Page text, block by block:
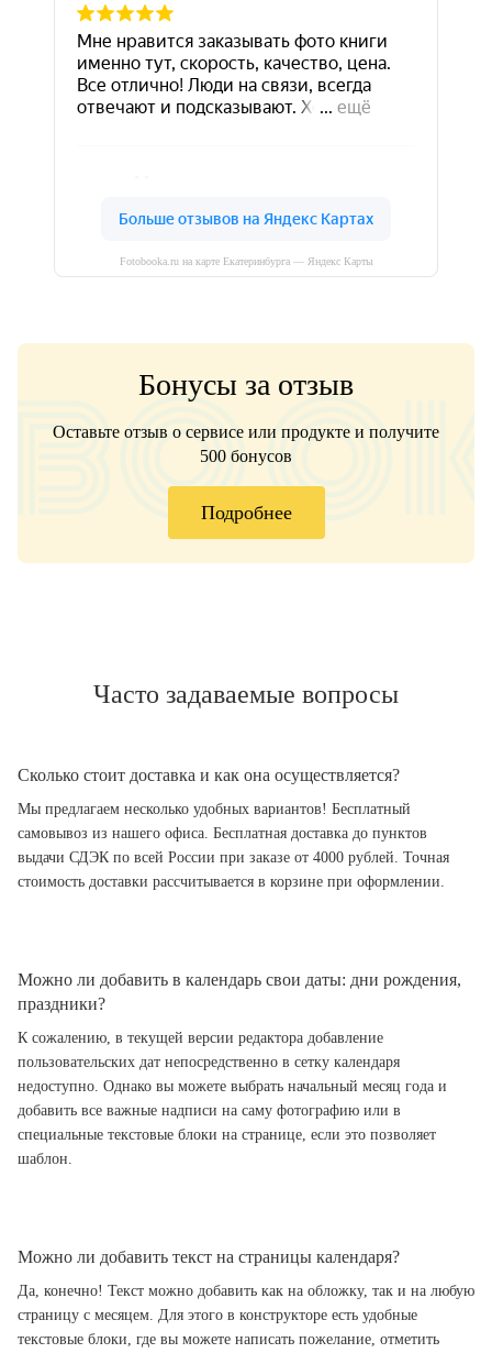
Fotobooka.ru на карте Екатеринбурга — Яндекс Карты
Бонусы за отзыв
Оставьте отзыв о сервисе или продукте и получите
500 бонусов
Подробнее
Часто задаваемые вопросы
Сколько стоит доставка и как она осуществляется?
Мы предлагаем несколько удобных вариантов! Бесплатный
самовывоз из нашего офиса. Бесплатная доставка до пунктов
выдачи СДЭК по всей России при заказе от 4000 рублей. Точная
стоимость доставки рассчитывается в корзине при оформлении.
Можно ли добавить в календарь свои даты: дни рождения,
праздники?
К сожалению, в текущей версии редактора добавление
пользовательских дат непосредственно в сетку календаря
недоступно. Однако вы можете выбрать начальный месяц года и
добавить все важные надписи на саму фотографию или в
специальные текстовые блоки на странице, если это позволяет
шаблон.
Можно ли добавить текст на страницы календаря?
Да, конечно! Текст можно добавить как на обложку, так и на любую
страницу с месяцем. Для этого в конструкторе есть удобные
текстовые блоки, где вы можете написать пожелание, отметить